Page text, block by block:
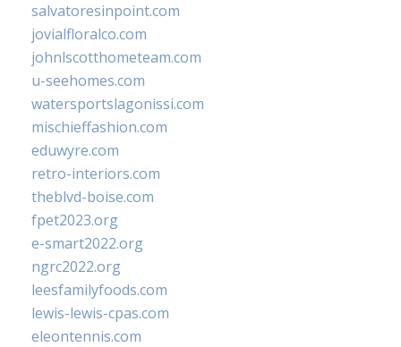
salvatoresinpoint.com
jovialfloralco.com
johnlscotthometeam.com
u-seehomes.com
watersportslagonissi.com
mischieffashion.com
eduwyre.com
retro-interiors.com
theblvd-boise.com
fpet2023.org
e-smart2022.org
ngrc2022.org
leesfamilyfoods.com
lewis-lewis-cpas.com
eleontennis.com